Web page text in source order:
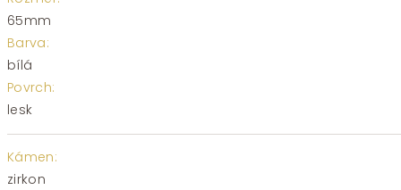
65mm
Barva:
bílá
Povrch:
lesk
Kámen:
zirkon